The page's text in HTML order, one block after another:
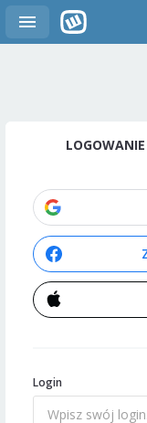
LOGOWANIE
Login